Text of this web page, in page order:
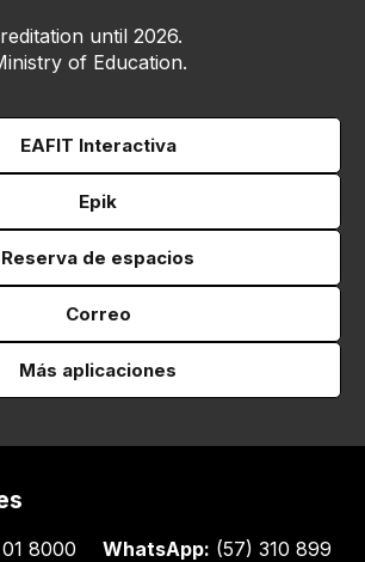
until 2026.
of Education.
EAFIT Interactiva
Epik
Reserva de espacios
Correo
Más aplicaciones
01 8000
WhatsApp: (57) 310 899